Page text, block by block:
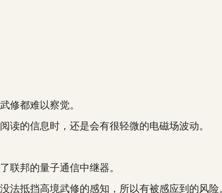
都难以察觉。
的信息时，还是会有很轻微的电磁场波动。
邦的量子通信中继器。
抵挡高境武修的感知，所以有被感应到的风险